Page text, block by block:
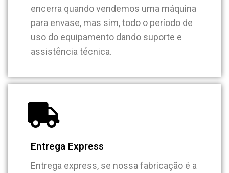
encerra quando vendemos uma máquina
para envase, mas sim, todo o período de
uso do equipamento dando suporte e
assistência técnica.
Entrega Express
Entrega express, se nossa fabricação é a